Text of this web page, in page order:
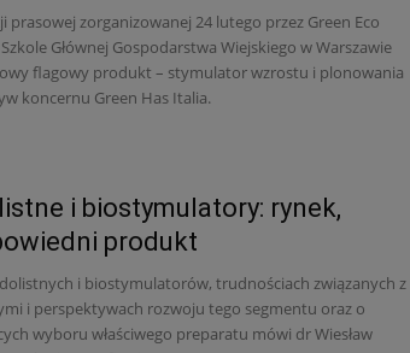
prasowej zorganizowanej 24 lutego przez Green Eco
Głównej Gospodarstwa Wiejskiego w Warszawie
flagowy produkt – stymulator wzrostu i plonowania
koncernu Green Has Italia.
i biostymulatory: rynek,
produkt
i biostymulatorów, trudnościach związanych z
i perspektywach rozwoju tego segmentu oraz o
wyboru właściwego preparatu mówi dr Wiesław